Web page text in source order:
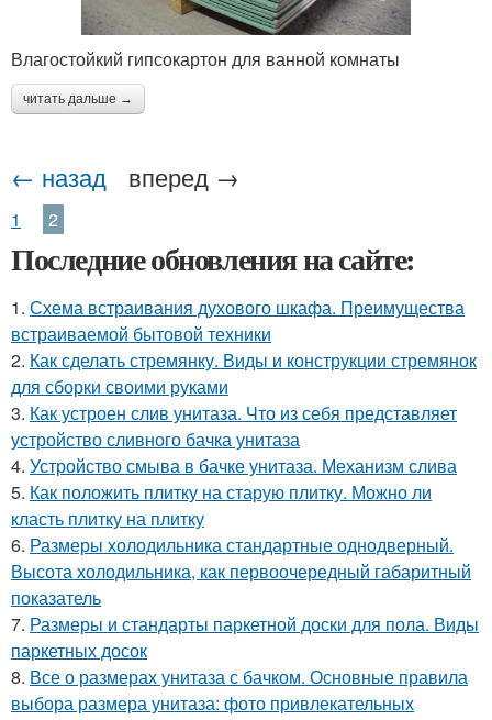
Влагостойкий гипсокартон для ванной комнаты
читать дальше →
← назад вперед →
1 2
Последние обновления на сайте:
1. Схема встраивания духового шкафа. Преимущества
встраиваемой бытовой техники
2. Как сделать стремянку. Виды и конструкции стремянок
для сборки своими руками
3. Как устроен слив унитаза. Что из себя представляет
устройство сливного бачка унитаза
4. Устройство смыва в бачке унитаза. Механизм слива
5. Как положить плитку на старую плитку. Можно ли
класть плитку на плитку
6. Размеры холодильника стандартные однодверный.
Высота холодильника, как первоочередный габаритный
показатель
7. Размеры и стандарты паркетной доски для пола. Виды
паркетных досок
8. Все о размерах унитаза с бачком. Основные правила
выбора размера унитаза: фото привлекательных